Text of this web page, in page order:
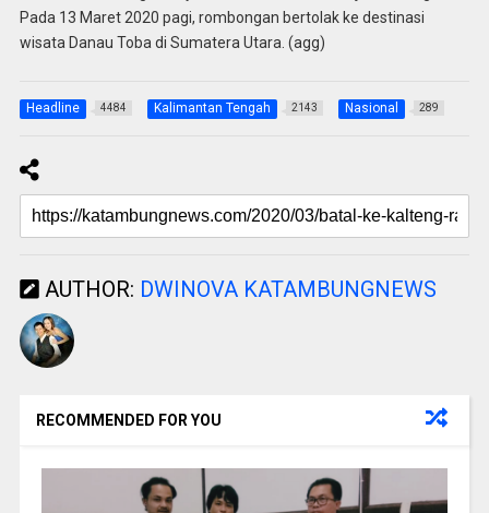
Pada 13 Maret 2020 pagi, rombongan bertolak ke destinasi
wisata Danau Toba di Sumatera Utara. (agg)
Headline 4484 Kalimantan Tengah 2143 Nasional 289
AUTHOR: DWINOVA KATAMBUNGNEWS
RECOMMENDED FOR YOU